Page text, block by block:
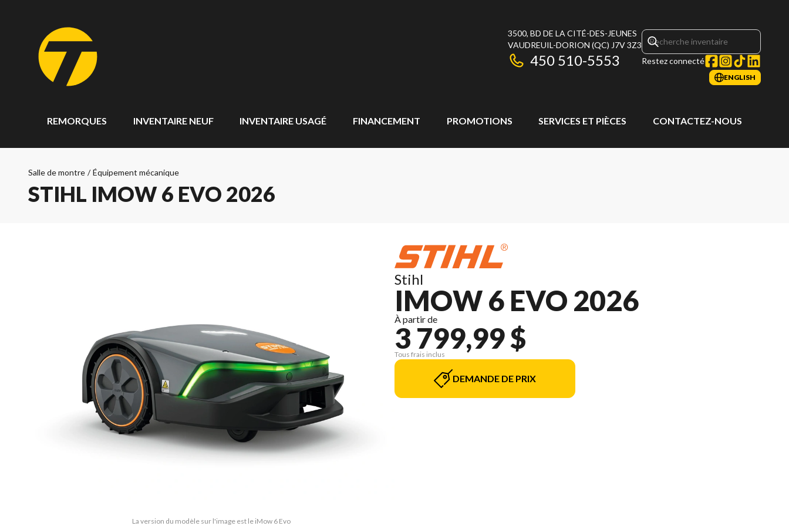
3500, BD DE LA CITÉ-DES-JEUNES
VAUDREUIL-DORION (QC) J7V 3Z3
450 510-5553 Restez connecté
ENGLISH
REMORQUES INVENTAIRE NEUF INVENTAIRE USAGÉ FINANCEMENT PROMOTIONS SERVICES ET PIÈCES CONTACTEZ-NOUS
Salle de montre / Équipement mécanique
STIHL IMOW 6 EVO 2026
La version du modèle sur l'image est le iMow 6 Evo
Stihl
IMOW 6 EVO 2026
À partir de
3 799,99 $
Tous frais inclus
DEMANDE DE PRIX